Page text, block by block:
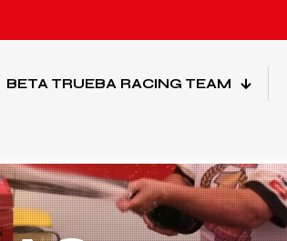
BETA TRUEBA RACING TEAM